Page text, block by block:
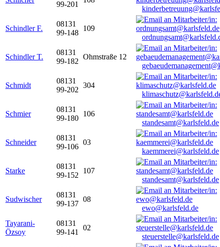
99-201
Schindler F.
08131
99-148
109
Schindler T.
08131
99-182
Ohmstraße 12
Schmidt
08131
99-202
304
Schmier
08131
99-180
106
standesamt@karlsfeld.de
Schneider
08131
99-106
03
kaemmerei@karlsfeld.de
Starke
08131
99-152
107
standesamt@karlsfeld.de
Sudwischer
08131
99-137
08
ewo@karlsfeld.de
Tayarani-
Özsoy
08131
99-141
02
steuerstelle@karlsfeld.de